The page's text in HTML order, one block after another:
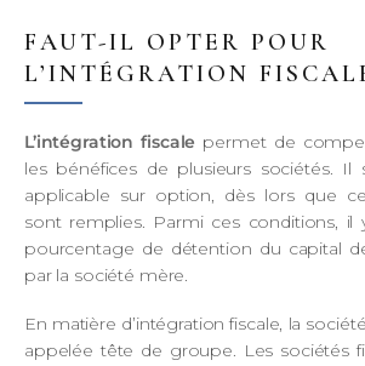
FAUT-IL OPTER POUR
L’INTÉGRATION
L’intégration fiscale permet de
les bénéfices de plusieurs sociétés. Il
applicable sur option, dès lors que
sont remplies. Parmi ces conditions,
pourcentage de détention du capital
par la société mère.
En matière d’intégration fiscale, la
appelée tête de groupe. Les sociétés